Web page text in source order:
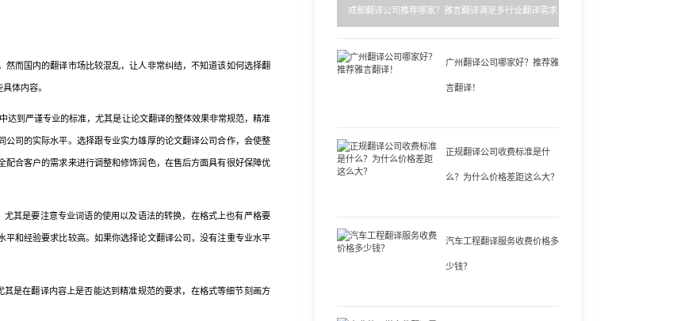
而国内的翻译市场比较混乱，让人非常纠结，不知道该如何选择翻
体内容。
达到严谨专业的标准，尤其是让论文翻译的整体效果非常规范，精准
司的实际水平。选择跟专业实力雄厚的论文翻译公司合作，会使整
合客户的需求来进行调整和修饰润色，在售后方面具有很好保障优
是要注意专业词语的使用以及语法的转换，在格式上也有严格要
和经验要求比较高。如果你选择论文翻译公司，没有注重专业水平
在翻译内容上是否能达到精准规范的要求，在格式等细节刻画方
成都翻译公司推荐哪家？雅言翻译满足多行业翻译需求
广州翻译公司哪家好？推荐雅
言翻译！
正规翻译公司收费标准是什
么？为什么价格差距这么大？
汽车工程翻译服务收费价格多
少钱？